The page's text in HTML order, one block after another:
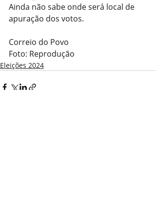
Ainda não sabe onde será local de
apuração dos votos.
Correio do Povo
Foto: Reprodução
Eleições 2024